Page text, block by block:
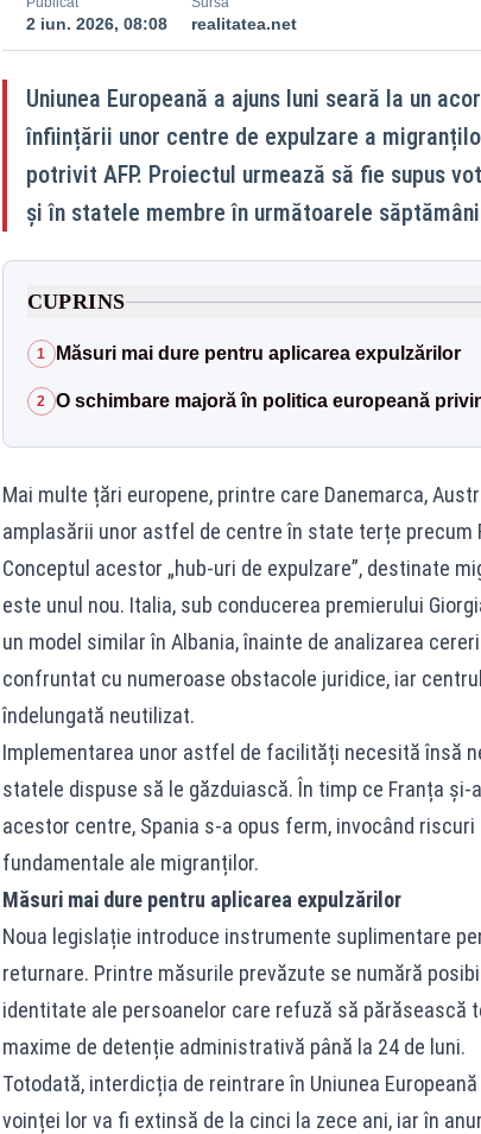
2 iun. 2026, 08:08 realitatea.net
Uniunea Europeană a ajuns luni seară la un
înființării unor centre de expulzare a
potrivit AFP. Proiectul urmează să fie supus
și în statele membre în următoarele
CUPRINS
1 Măsuri mai dure pentru aplicarea expulzărilor
2 O schimbare majoră în politica europeană
Mai multe țări europene, printre care Danemarca,
amplasării unor astfel de centre în state terțe precum
Conceptul acestor „hub-uri de expulzare”, destinate
este unul nou. Italia, sub conducerea premierului
un model similar în Albania, înainte de analizarea
confruntat cu numeroase obstacole juridice, iar
îndelungată neutilizat.
Implementarea unor astfel de facilități necesită însă
statele dispuse să le găzduiască. În timp ce Franța
acestor centre, Spania s-a opus ferm, invocând
fundamentale ale migranților.
Măsuri mai dure pentru aplicarea expulzărilor
Noua legislație introduce instrumente suplimentare
returnare. Printre măsurile prevăzute se numără
identitate ale persoanelor care refuză să părăsească
maxime de detenție administrativă până la 24 de luni.
Totodată, interdicția de reintrare în Uniunea
voinței lor va fi extinsă de la cinci la zece ani, iar în